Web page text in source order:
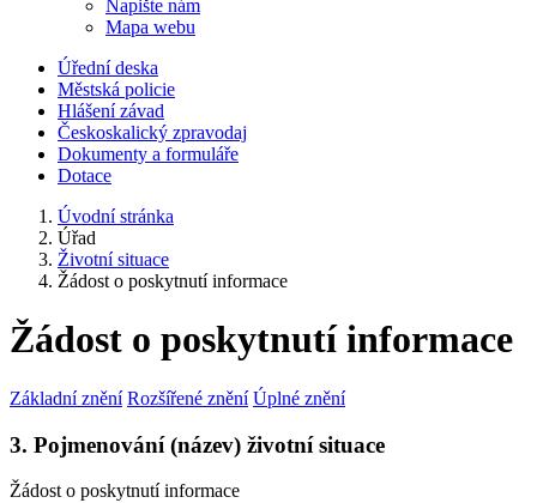
Napište nám
Mapa webu
Úřední deska
Městská policie
Hlášení závad
Českoskalický zpravodaj
Dokumenty a formuláře
Dotace
Úvodní stránka
Úřad
Životní situace
Žádost o poskytnutí informace
Žádost o poskytnutí informace
Základní znění Rozšířené znění Úplné znění
3. Pojmenování (název) životní situace
Žádost o poskytnutí informace